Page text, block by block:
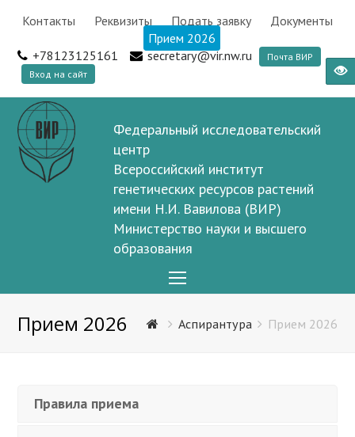
Контакты Реквизиты Подать заявку
Документы
Прием 2026
+78123125161
secretary@vir.nw.ru
Почта ВИР
Вход на сайт
Федеральный исследовательский
центр
Всероссийский институт
генетических ресурсов растений
имени Н.И. Вавилова (ВИР)
Министерство науки и высшего
образования
Menu
Прием 2026 Аспирантура Прием 2026
Правила приема